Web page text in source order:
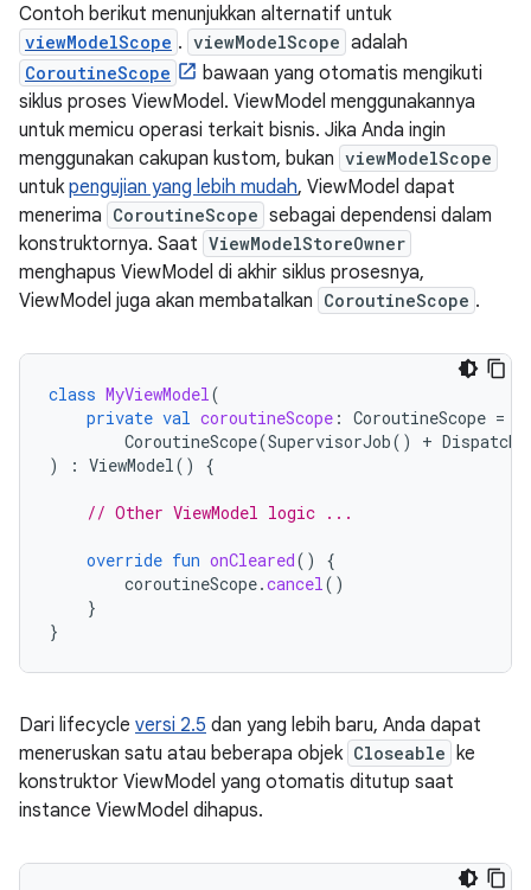
Contoh berikut menunjukkan alternatif untuk
viewModelScope . viewModelScope adalah
CoroutineScope
bawaan yang otomatis mengikuti
siklus proses ViewModel. ViewModel menggunakannya
untuk memicu operasi terkait bisnis. Jika Anda ingin
menggunakan cakupan kustom, bukan viewModelScope
untuk pengujian yang lebih mudah, ViewModel dapat
menerima CoroutineScope sebagai dependensi dalam
konstruktornya. Saat ViewModelStoreOwner
menghapus ViewModel di akhir siklus prosesnya,
ViewModel juga akan membatalkan CoroutineScope .
class MyViewModel (
private val coroutineScope : CoroutineScope =
CoroutineScope(SupervisorJob() +
)
: ViewModel () {
// Other ViewModel logic ...
override fun onCleared()
{
coroutineScope.cancel ()
}
}
Dari lifecycle versi 2.5 dan yang lebih baru, Anda dapat
meneruskan satu atau beberapa objek Closeable
ke
konstruktor ViewModel yang otomatis ditutup saat
instance ViewModel dihapus.